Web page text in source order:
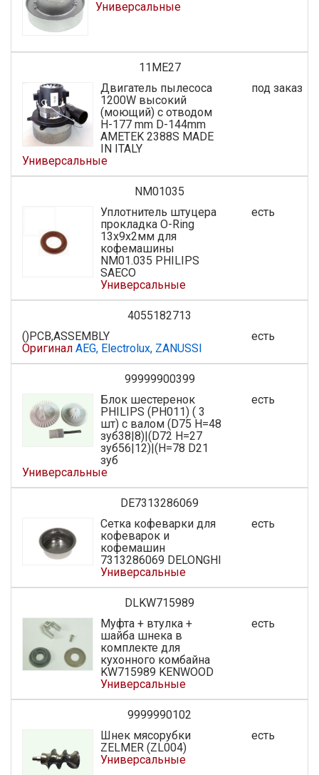
Универсальные
11ME27
Двигатель пылесоса
1200W высокий
(моющий) с отводом
H-177 mm D-144mm
AMETEK 2388S MADE
IN ITALY
Универсальные
под заказ
NM01035
Уплотнитель штуцера
прокладка O-Ring
13x9x2мм для
кофемашины
NM01.035 PHILIPS
SAECO
Универсальные
есть
4055182713
()PCB,ASSEMBLY
Оригинал AEG, Electrolux, ZANUSSI
есть
99999900399
Блок шестеренок
PHILIPS (PH011) ( 3
шт) с валом (D75 H=48
зуб38|8)|(D72 H=27
зуб56|12)|(H=78 D21
зуб
Универсальные
есть
DE7313286069
Сетка кофеварки для
кофеварок и
кофемашин
7313286069 DELONGHI
Универсальные
есть
DLKW715989
Муфта + втулка +
шайба шнека в
комплекте для
кухонного комбайна
KW715989 KENWOOD
Универсальные
есть
9999990102
Шнек мясорубки
ZELMER (ZL004)
Универсальные
есть